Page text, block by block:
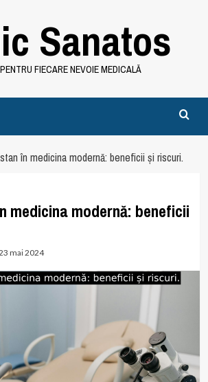
Sanatos
FIECARE NEVOIE MEDICALĂ
în medicina modernă: beneficii și riscuri.
medicina modernă: beneficii
mai 2024